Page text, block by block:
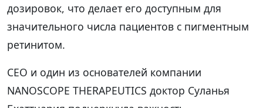
дозировок, что делает его доступным для
значительного числа пациентов с пигментным
ретинитом.
CEO и один из основателей компании
NANOSCOPE THERAPEUTICS доктор Суланья